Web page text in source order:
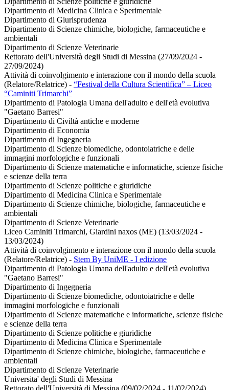
Dipartimento di Medicina Clinica e Sperimentale
Dipartimento di Giurisprudenza
Dipartimento di Scienze chimiche, biologiche, farmaceutiche e
ambientali
Dipartimento di Scienze Veterinarie
Rettorato dell'Università degli Studi di Messina (27/09/2024 -
27/09/2024)
Attività di coinvolgimento e interazione con il mondo della scuola
(Relatore/Relatrice) - “Festival della Cultura Scientifica” – Liceo
“Caminiti Trimarchi”
Dipartimento di Patologia Umana dell'adulto e dell'età evolutiva
"Gaetano Barresi"
Dipartimento di Civiltà antiche e moderne
Dipartimento di Economia
Dipartimento di Ingegneria
Dipartimento di Scienze biomediche, odontoiatriche e delle
immagini morfologiche e funzionali
Dipartimento di Scienze matematiche e informatiche, scienze fisiche
e scienze della terra
Dipartimento di Scienze politiche e giuridiche
Dipartimento di Medicina Clinica e Sperimentale
Dipartimento di Scienze chimiche, biologiche, farmaceutiche e
ambientali
Dipartimento di Scienze Veterinarie
Liceo Caminiti Trimarchi, Giardini naxos (ME) (13/03/2024 -
13/03/2024)
Attività di coinvolgimento e interazione con il mondo della scuola
(Relatore/Relatrice) - Stem By UniME - I edizione
Dipartimento di Patologia Umana dell'adulto e dell'età evolutiva
"Gaetano Barresi"
Dipartimento di Ingegneria
Dipartimento di Scienze biomediche, odontoiatriche e delle
immagini morfologiche e funzionali
Dipartimento di Scienze matematiche e informatiche, scienze fisiche
e scienze della terra
Dipartimento di Scienze politiche e giuridiche
Dipartimento di Medicina Clinica e Sperimentale
Dipartimento di Scienze chimiche, biologiche, farmaceutiche e
ambientali
Dipartimento di Scienze Veterinarie
Universita' degli Studi di Messina